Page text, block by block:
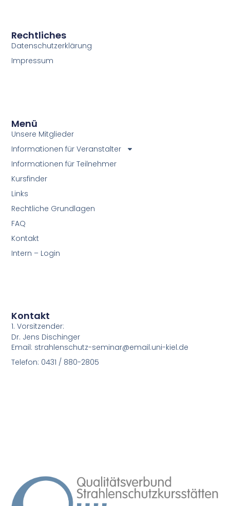
Rechtliches
Datenschutzerklärung
Impressum
Menü
Unsere Mitglieder
Informationen für Veranstalter
Informationen für Teilnehmer
Kursfinder
Links
Rechtliche Grundlagen
FAQ
Kontakt
Intern – Login
Kontakt
1. Vorsitzender:
Dr. Jens Dischinger
Email: strahlenschutz-seminar@email.uni-kiel.de
Telefon: 0431 / 880-2805